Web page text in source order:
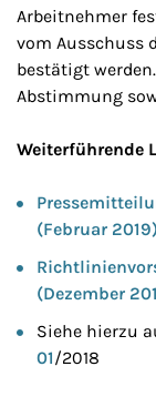
Arbeitnehmer
vom Ausschuss
bestätigt
Abstimmung
Weiterführende
(Februar 2019)
(Dezember
Siehe hierzu
01/2018